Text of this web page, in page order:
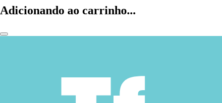
Adicionando ao carrinho...